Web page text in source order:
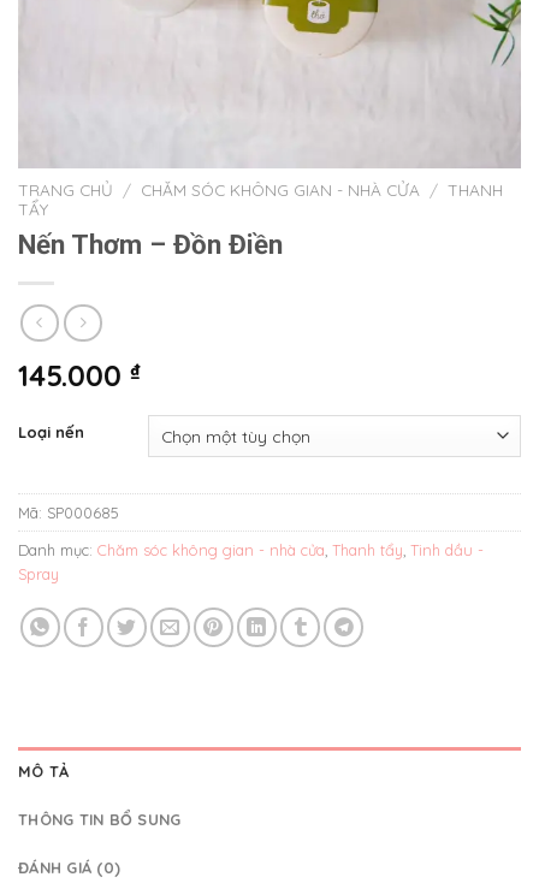
TRANG CHỦ / CHĂM SÓC KHÔNG GIAN - NHÀ CỬA / THANH
TẨY
Nến Thơm – Đồn Điền
145.000 ₫
Loại nến
Mã: SP000685
Danh mục: Chăm sóc không gian - nhà cửa, Thanh tẩy, Tinh dầu -
Spray
MÔ TẢ
THÔNG TIN BỔ SUNG
ĐÁNH GIÁ (0)